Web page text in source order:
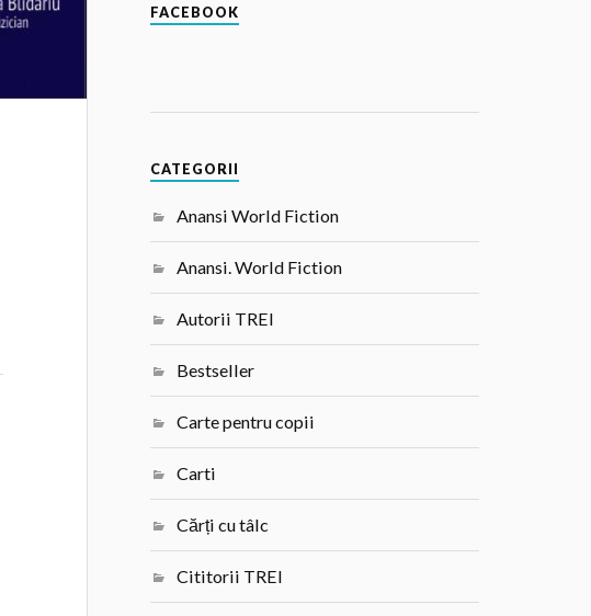
FACEBOOK
CATEGORII
Anansi World Fiction
Anansi. World Fiction
Autorii TREI
Bestseller
Carte pentru copii
Carti
Cărți cu tâlc
Cititorii TREI